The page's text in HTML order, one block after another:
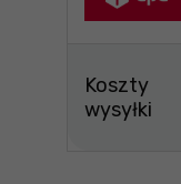
Koszty
wysyłki